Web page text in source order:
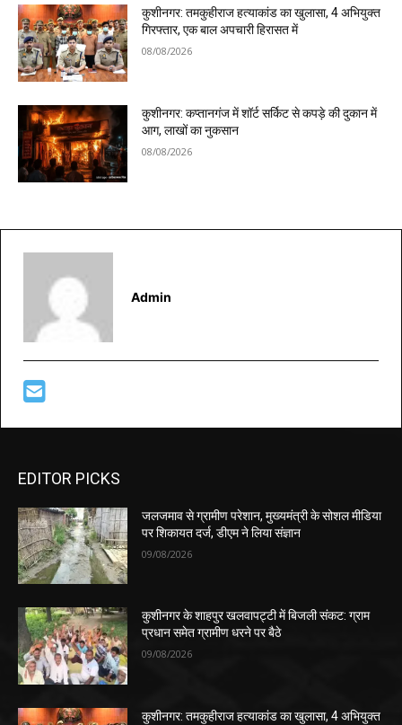
कुशीनगर: तमकुहीराज हत्याकांड का खुलासा, 4 अभियुक्त
गिरफ्तार, एक बाल अपचारी हिरासत में
08/08/2026
कुशीनगर: कप्तानगंज में शॉर्ट सर्किट से कपड़े की दुकान में
आग, लाखों का नुकसान
08/08/2026
Admin
EDITOR PICKS
जलजमाव से ग्रामीण परेशान, मुख्यमंत्री के सोशल मीडिया
पर शिकायत दर्ज, डीएम ने लिया संज्ञान
09/08/2026
कुशीनगर के शाहपुर खलवापट्टी में बिजली संकट: ग्राम
प्रधान समेत ग्रामीण धरने पर बैठे
09/08/2026
कुशीनगर: तमकुहीराज हत्याकांड का खुलासा, 4 अभियुक्त